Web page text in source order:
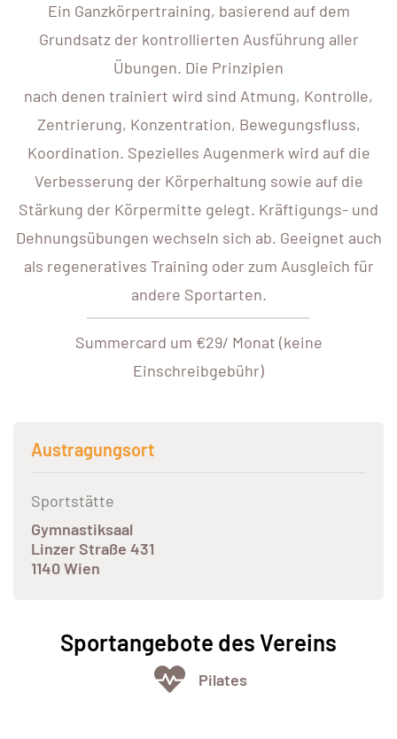
Ein Ganzkörpertraining, basierend auf dem
Grundsatz der kontrollierten Ausführung aller
Übungen. Die Prinzipien
nach denen trainiert wird sind Atmung, Kontrolle,
Zentrierung, Konzentration, Bewegungsfluss,
Koordination. Spezielles Augenmerk wird auf die
Verbesserung der Körperhaltung sowie auf die
Stärkung der Körpermitte gelegt. Kräftigungs- und
Dehnungsübungen wechseln sich ab. Geeignet auch
als regeneratives Training oder zum Ausgleich für
andere Sportarten.
Summercard um €29/ Monat (keine
Einschreibgebühr)
Austragungsort
Sportstätte
Gymnastiksaal
Linzer Straße 431
1140 Wien
Sportangebote des Vereins
Pilates